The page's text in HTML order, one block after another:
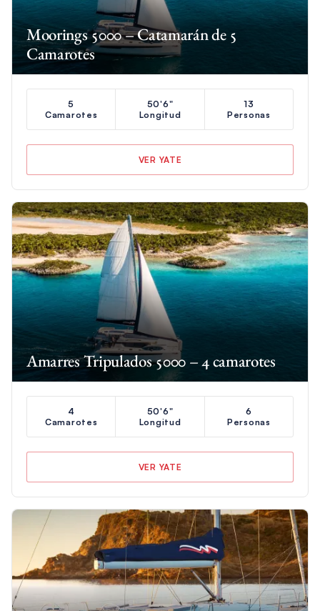
Moorings 5000 – Catamarán de 5
Camarotes
5
Camarotes
50'6"
Longitud
13
Personas
VER YATE
Amarres Tripulados 5000 – 4 camarotes
4
Camarotes
50'6"
Longitud
6
Personas
VER YATE